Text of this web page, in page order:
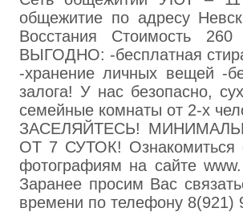
общежитие по адресу
Восстания Стоимость
ВЫГОДНО: -бесплатная
-хранение личных вещей -
залога! У нас безопасно,
семейные комнаты от 2-х
ЗАСЕЛЯЙТЕСЬ!
ОТ 7 СУТОК! Ознакомиться
фотографиям на сайте
Заранее просим Вас
времени по телефону 8(921)